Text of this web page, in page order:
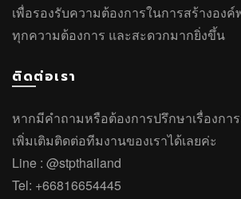
เพื่อรองรับความต้องการในการสร้างอง
ทุกความต้องการ และสะดวกมากยิ่งขึ้น
ติดต่อเรา
หากมีคำถามหรือต้องการปรึกษาเรื่องกา
เพิ่มเติมติดต่อทีมงานของเราได้เลยค่ะ
Line : @stpthailand
Tel: +66816654445